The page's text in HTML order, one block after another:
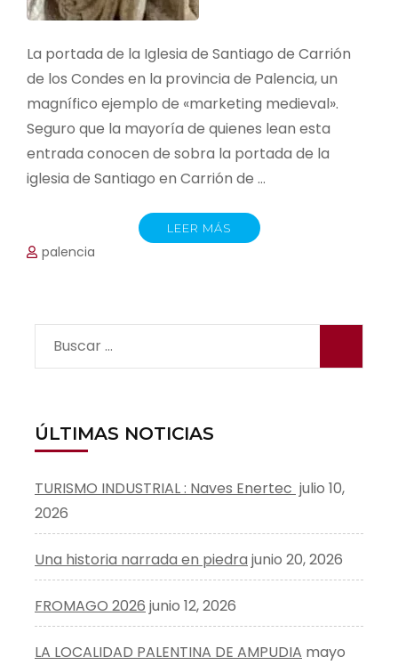
La portada de la Iglesia de Santiago de Carrión
de los Condes en la provincia de Palencia, un
magnífico ejemplo de «marketing medieval».
Seguro que la mayoría de quienes lean esta
entrada conocen de sobra la portada de la
iglesia de Santiago en Carrión de …
LEER MÁS
palencia
Buscar:
ÚLTIMAS NOTICIAS
TURISMO INDUSTRIAL : Naves Enertec julio 10,
2026
Una historia narrada en piedra junio 20, 2026
FROMAGO 2026 junio 12, 2026
LA LOCALIDAD PALENTINA DE AMPUDIA mayo